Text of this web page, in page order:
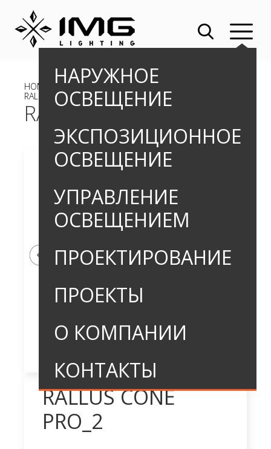
НАРУЖНОЕ
ОСВЕЩЕНИЕ
ЭКСПОЗИЦИОННОЕ
ОСВЕЩЕНИЕ
УПРАВЛЕНИЕ
ОСВЕЩЕНИЕМ
ПРОЕКТИРОВАНИЕ
ПРОЕКТЫ
О КОМПАНИИ
КОНТАКТЫ
HOME » ВСТРАИВАЕМЫЕ ГРУНТОВЫЕ СВЕТИЛЬНИКИ
RALLUS CONE PRO_2
RALLUS CONE PRO_2
RALLUS CONE
PRO_2